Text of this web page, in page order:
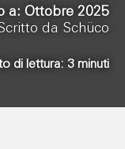
a: Ottobre 2025
da Schüco
di lettura: 3 minuti